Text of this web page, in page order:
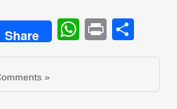
Share Print
»